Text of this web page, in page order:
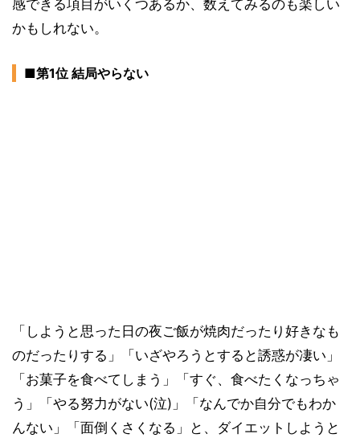
感できる項目がいくつあるか、数えてみるのも楽しい
かもしれない。
■第1位 結局やらない
「しようと思った日の夜ご飯が焼肉だったり好きなも
のだったりする」「いざやろうとすると誘惑が凄い」
「お菓子を食べてしまう」「すぐ、食べたくなっちゃ
う」「やる努力がない(泣)」「なんでか自分でもわか
んない」「面倒くさくなる」と、ダイエットしようと